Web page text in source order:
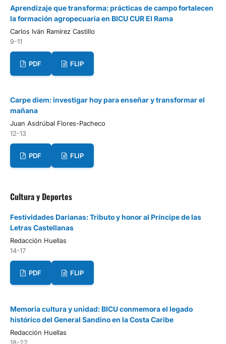
Aprendizaje que transforma: prácticas de campo fortalecen
la formación agropecuaria en BICU CUR El Rama
Carlos Iván Ramírez Castillo
9-11
PDF FLIP
Carpe diem: investigar hoy para enseñar y transformar el
mañana
Juan Asdrúbal Flores-Pacheco
12-13
PDF FLIP
Cultura y Deportes
Festividades Darianas: Tributo y honor al Príncipe de las
Letras Castellanas
Redacción Huellas
14-17
PDF FLIP
Memoria cultura y unidad: BICU conmemora el legado
histórico del General Sandino en la Costa Caribe
Redacción Huellas